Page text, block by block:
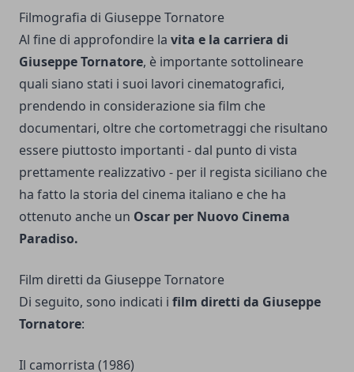
Filmografia di Giuseppe Tornatore
Al fine di approfondire la vita e la carriera di
Giuseppe Tornatore, è importante sottolineare
quali siano stati i suoi lavori cinematografici,
prendendo in considerazione sia film che
documentari, oltre che cortometraggi che risultano
essere piuttosto importanti - dal punto di vista
prettamente realizzativo - per il regista siciliano che
ha fatto la storia del cinema italiano e che ha
ottenuto anche un Oscar per Nuovo Cinema
Paradiso.
Film diretti da Giuseppe Tornatore
Di seguito, sono indicati i film diretti da Giuseppe
Tornatore:
Il camorrista (1986)